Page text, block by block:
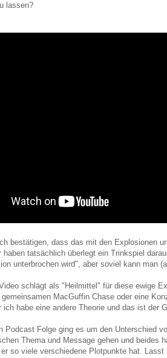
lassen?
bestätigen, dass das mit den Explosionen
haben tatsächlich überlegt ein Trinkspiel
unterbrochen wird", aber soviel kann man
schlägt als "Heilmittel" für diese ewige
MacGuffin Chase oder eine
ich habe eine andere Theorie und das ist der
Podcast Folge ging es um den Unterschied
Thema und Message gehen und beides
so viele verschiedene Plotpunkte hat.